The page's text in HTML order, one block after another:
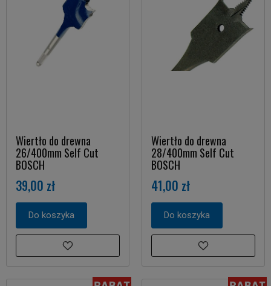
Wiertło do drewna
26/400mm Self Cut
BOSCH
39,00 zł
Do koszyka
Wiertło do drewna
28/400mm Self Cut
BOSCH
41,00 zł
Do koszyka